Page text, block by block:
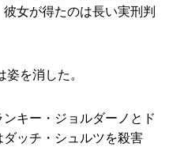
女が得たのは長い実刑判
を消した。
キー・ジョルダーノとド
ダッチ・シュルツを殺害